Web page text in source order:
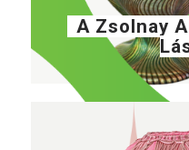
A Zsolnay